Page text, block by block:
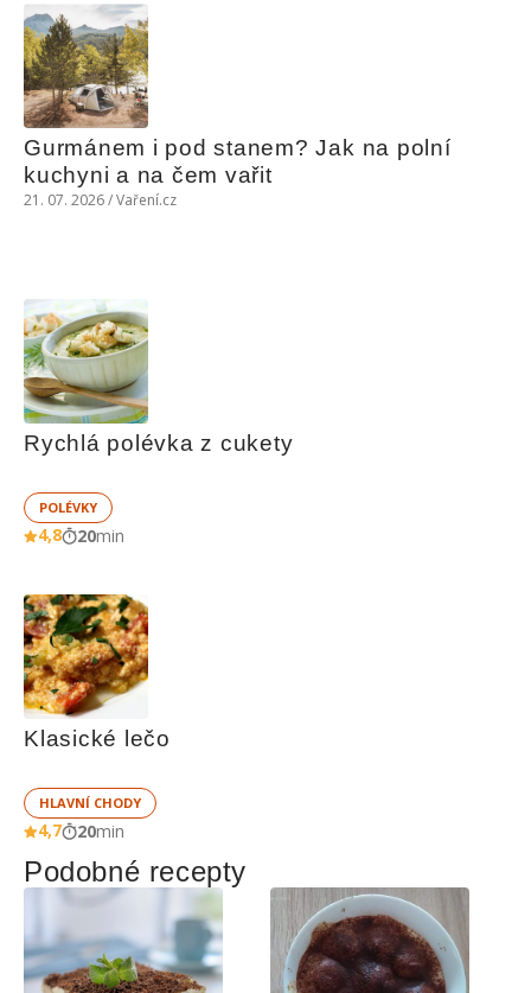
Gurmánem i pod stanem? Jak na polní
kuchyni a na čem vařit
21. 07. 2026 / Vaření.cz
Rychlá polévka z cukety
POLÉVKY
4,8 20min
Klasické lečo
HLAVNÍ CHODY
4,7 20min
Podobné recepty